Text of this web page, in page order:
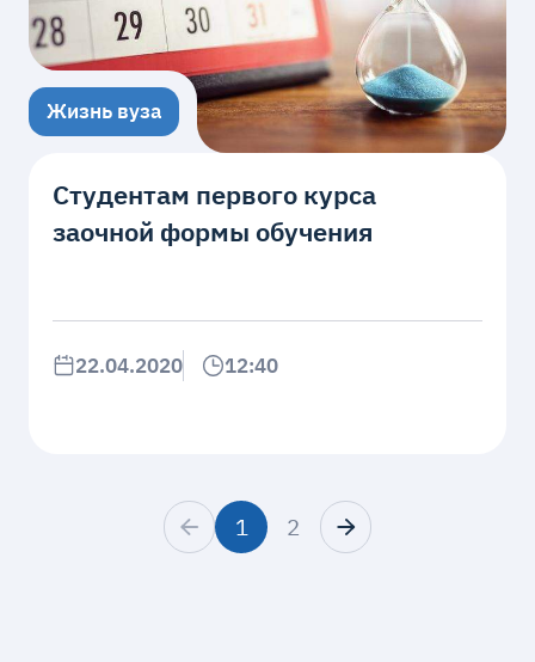
Жизнь вуза
Студентам первого курса
заочной формы обучения
22.04.2020 12:40
1 2